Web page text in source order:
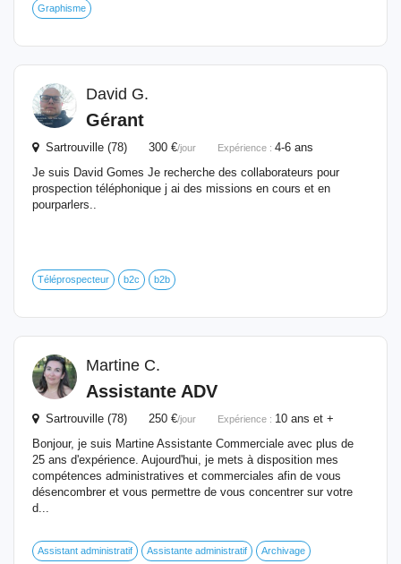
Graphisme
David G.
Gérant
Sartrouville (78) 300 €/jour Expérience : 4-6 ans
Je suis David Gomes Je recherche des collaborateurs pour
prospection téléphonique j ai des missions en cours et en
pourparlers..
Téléprospecteur b2c b2b
Martine C.
Assistante ADV
Sartrouville (78) 250 €/jour Expérience : 10 ans et +
Bonjour, je suis Martine Assistante Commerciale avec plus de
25 ans d'expérience. Aujourd'hui, je mets à disposition mes
compétences administratives et commerciales afin de vous
désencombrer et vous permettre de vous concentrer sur votre
d...
Assistant administratif Assistante administratif Archivage